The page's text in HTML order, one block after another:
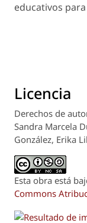
educativos
Licencia
Derechos de
Sandra Marcela
González, Erika
Esta obra está
Commons